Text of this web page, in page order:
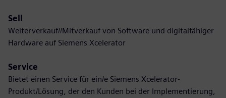
Sell
Weiterverkauf//Mitverkauf von Software und digitalfähiger
Hardware auf Siemens Xcelerator
Service
Bietet einen Service für ein/e Siemens Xcelerator-
Produkt/Lösung, der den Kunden bei der Implementierung,